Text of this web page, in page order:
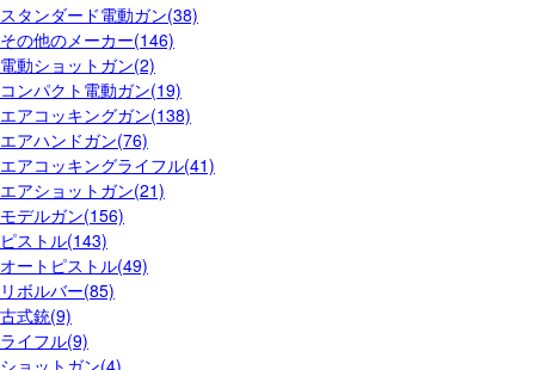
スタンダード電動ガン(38)
その他のメーカー(146)
電動ショットガン(2)
コンパクト電動ガン(19)
エアコッキングガン(138)
エアハンドガン(76)
エアコッキングライフル(41)
エアショットガン(21)
モデルガン(156)
ピストル(143)
オートピストル(49)
リボルバー(85)
古式銃(9)
ライフル(9)